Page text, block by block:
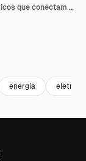
Eletricista profissional instala cabos elétricos que conectam painéis solares no telhado
energia